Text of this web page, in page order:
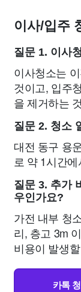
이사/입주
질문 1. 이사
이사청소는
것이고, 입주
을 제거하는
질문 2. 청소
대전 동구 용
로 약 1시간
질문 3. 추가
우인가요?
가전 내부 청
리, 층고 3m
비용이 발생
카톡